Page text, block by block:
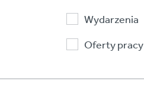
Wydarzenia
Oferty pracy